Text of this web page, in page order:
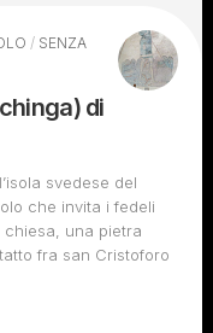
/ SENZA
di
svedese del
che invita i fedeli
una pietra
fra san Cristoforo